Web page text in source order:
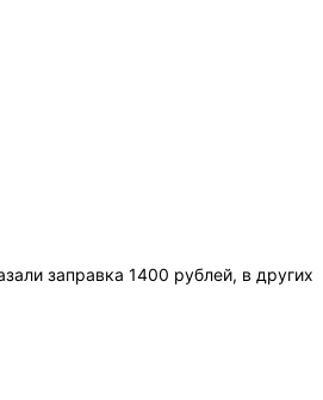
заправка 1400 рублей, в других